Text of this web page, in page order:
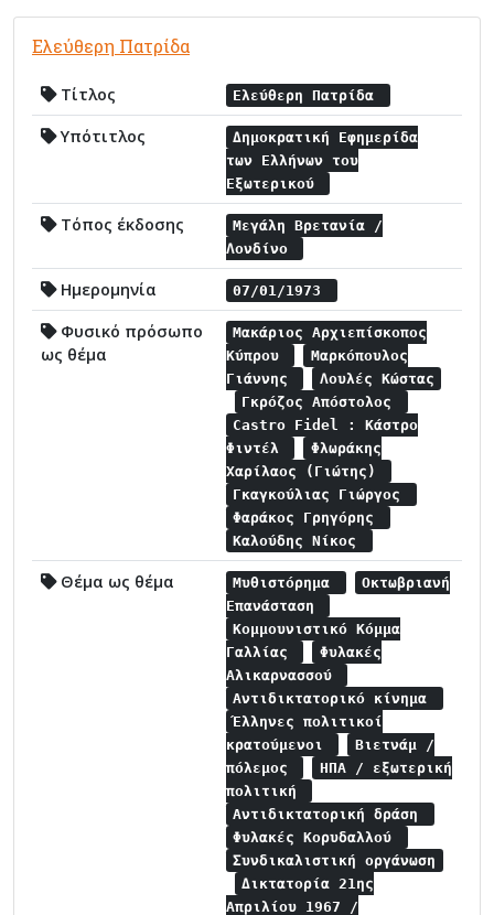
Ελεύθερη Πατρίδα
Τίτλος Ελεύθερη Πατρίδα
Υπότιτλος
Δημοκρατική Εφημερίδα
των Ελλήνων του
Εξωτερικού
Τόπος έκδοσης
Μεγάλη Βρετανία /
Λονδίνο
Ημερομηνία 07/01/1973
Φυσικό πρόσωπο
ως θέμα
Μακάριος Αρχιεπίσκοπος
Κύπρου
Μαρκόπουλος
Γιάννης
Λουλές Κώστας
Γκρόζος Απόστολος
Castro Fidel : Κάστρο
Φιντέλ
Φλωράκης
Χαρίλαος (Γιώτης)
Γκαγκούλιας Γιώργος
Φαράκος Γρηγόρης
Καλούδης Νίκος
Θέμα ως θέμα Μυθιστόρημα
Οκτωβριανή
Επανάσταση
Κομμουνιστικό Κόμμα
Γαλλίας
Φυλακές
Αλικαρνασσού
Αντιδικτατορικό κίνημα
Έλληνες πολιτικοί
κρατούμενοι
Βιετνάμ /
πόλεμος
ΗΠΑ / εξωτερική
πολιτική
Αντιδικτατορική δράση
Φυλακές Κορυδαλλού
Συνδικαλιστική οργάνωση
Δικτατορία 21ης
Απριλίου 1967 /